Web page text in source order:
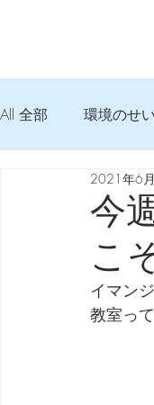
All 全部 環境のせ
弦交換の記録
Imanjy Studio 使
劇団 Avan 劇伴
今
こ
2021年6
イマン
教室っ